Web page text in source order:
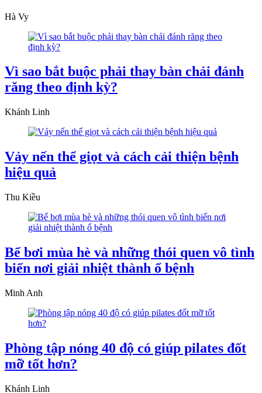
Hà Vy
Vì sao bắt buộc phải thay bàn chải đánh
răng theo định kỳ?
Khánh Linh
Vảy nến thể giọt và cách cải thiện bệnh
hiệu quả
Thu Kiều
Bể bơi mùa hè và những thói quen vô tình
biến nơi giải nhiệt thành ổ bệnh
Minh Anh
Phòng tập nóng 40 độ có giúp pilates đốt
mỡ tốt hơn?
Khánh Linh